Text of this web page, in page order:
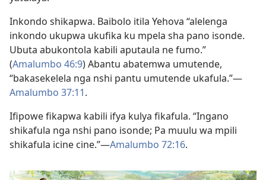
Inkondo shikapwa. Baibolo itila Yehova “alelenga
inkondo ukupwa ukufika ku mpela sha pano isonde.
Ubuta abukontola kabili aputaula ne fumo.”
(Amalumbo 46:9) Abantu abatemwa umutende,
“bakasekelela nga nshi pantu umutende ukafula.”—
Amalumbo 37:11.
Ifipowe fikapwa kabili ifya kulya fikafula. “Ingano
shikafula nga nshi pano isonde; Pa muulu wa mpili
shikafula icine cine.”—Amalumbo 72:16.